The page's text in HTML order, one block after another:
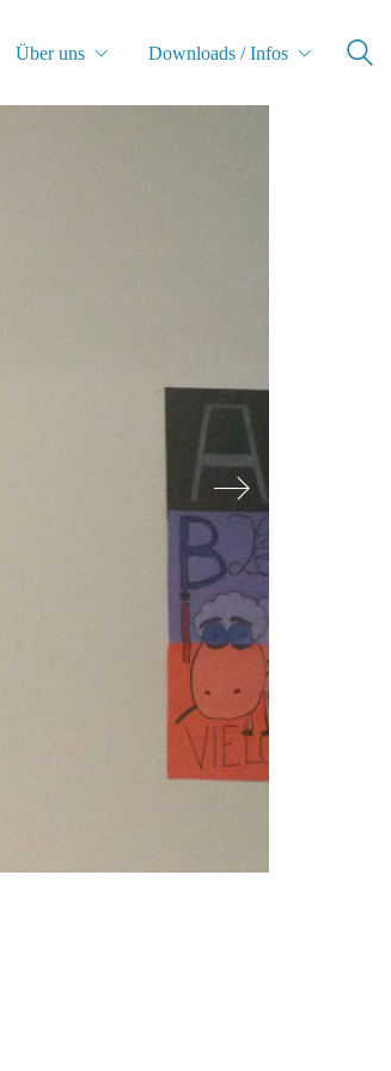
Über uns Downloads / Infos